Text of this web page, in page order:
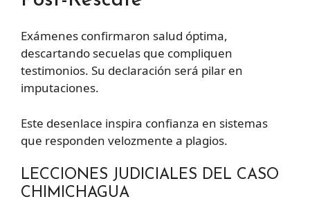
Exámenes confirmaron salud óptima,
descartando secuelas que compliquen
testimonios. Su declaración será pilar en
imputaciones.
Este desenlace inspira confianza en sistemas
que responden velozmente a plagios.
LECCIONES JUDICIALES DEL CASO
CHIMICHAGUA